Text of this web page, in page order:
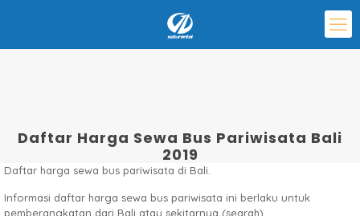
Daftar Harga Sewa Bus Pariwisata Bali
2019
Daftar harga sewa bus pariwisata di Bali.
Informasi daftar harga sewa bus pariwisata ini berlaku untuk
pemberangkatan dari Bali atau sekitarnya (searah).